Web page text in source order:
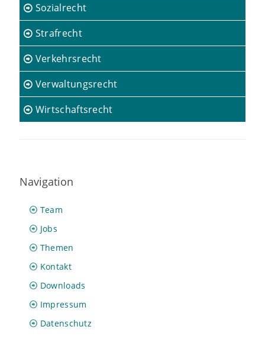
Sozialrecht
Strafrecht
Verkehrsrecht
Verwaltungsrecht
Wirtschaftsrecht
Navigation
Team
Jobs
Themen
Kontakt
Downloads
Impressum
Datenschutz